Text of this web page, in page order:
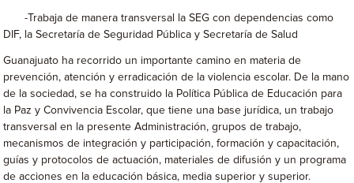
-Trabaja de manera transversal la SEG con dependencias como
DIF, la Secretaría de Seguridad Pública y Secretaría de Salud
Guanajuato ha recorrido un importante camino en materia de
prevención, atención y erradicación de la violencia escolar. De la mano
de la sociedad, se ha construido la Política Pública de Educación para
la Paz y Convivencia Escolar, que tiene una base jurídica, un trabajo
transversal en la presente Administración, grupos de trabajo,
mecanismos de integración y participación, formación y capacitación,
guías y protocolos de actuación, materiales de difusión y un programa
de acciones en la educación básica, media superior y superior.